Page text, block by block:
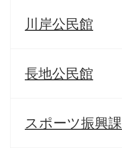
川岸公民館
長地公民館
スポーツ振興課